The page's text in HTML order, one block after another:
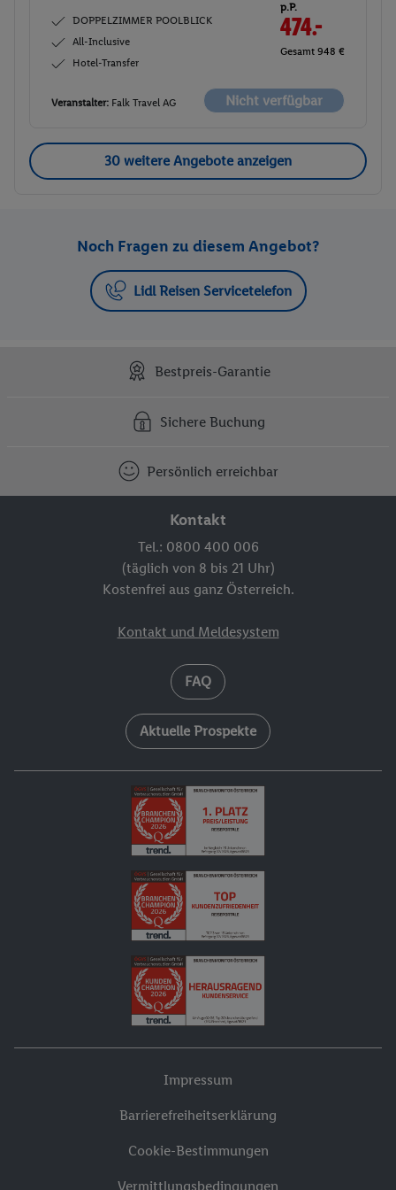
DOPPELZIMMER POOLBLICK
All-Inclusive
Hotel-Transfer
p.P.
474.-
Gesamt 948 €
Veranstalter: Falk Travel AG Nicht verfügbar
30 weitere Angebote anzeigen
Noch Fragen zu diesem Angebot?
Lidl Reisen Servicetelefon
Bestpreis-Garantie
Sichere Buchung
Persönlich erreichbar
Kontakt
Tel.: 0800 400 006
(täglich von 8 bis 21 Uhr)
Kostenfrei aus ganz Österreich.
Kontakt und Meldesystem
FAQ
Aktuelle Prospekte
Impressum
Barrierefreiheitserklärung
Cookie-Bestimmungen
Vermittlungsbedingungen